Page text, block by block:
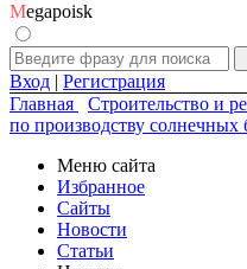
Megapoisk
Вход | Регистрация
Главная
Строительство и
по производству солнечных
Меню сайта
Избранное
Сайты
Новости
Статьи